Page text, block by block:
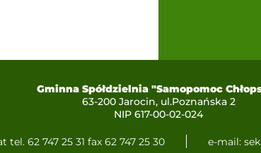
Gminna Spółdzielnia "Samopomoc
63-200 Jarocin, ul.Poznańska 2
NIP 617-00-02-024
tel. 62 747 25 31 fax 62 747 25 30 e-mail: